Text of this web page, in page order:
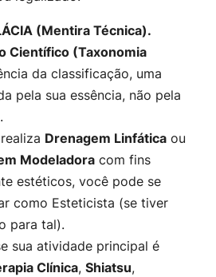
(Mentira Técnica).
Científico (Taxonomia
da classificação, uma
pela sua essência, não pela
.
Drenagem Linfática ou
Modeladora com fins
estéticos, você pode se
como Esteticista (se tiver
para tal).
sua atividade principal é
Clínica, Shiatsu,